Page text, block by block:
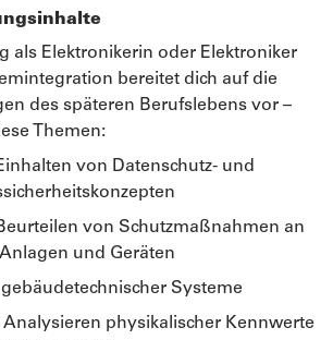
als Elektronikerin oder Elektroniker
bereitet dich auf die
des späteren Berufslebens vor –
Themen:
von Datenschutz- und
von Schutzmaßnahmen an
und Geräten
Systeme
Analysieren physikalischer Kennwerte